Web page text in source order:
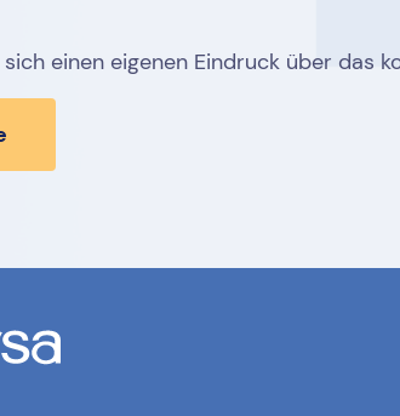
einen eigenen Eindruck über das